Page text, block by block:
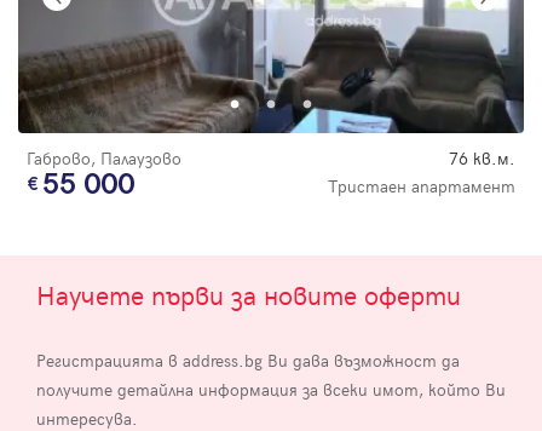
Габрово, Палаузово 76 кв.м.
55 000 Тристаен апартамент
Научете първи за новите оферти
Регистрацията в address.bg Ви дава възможност да
получите детайлна информация за всеки имот, който Ви
интересува.